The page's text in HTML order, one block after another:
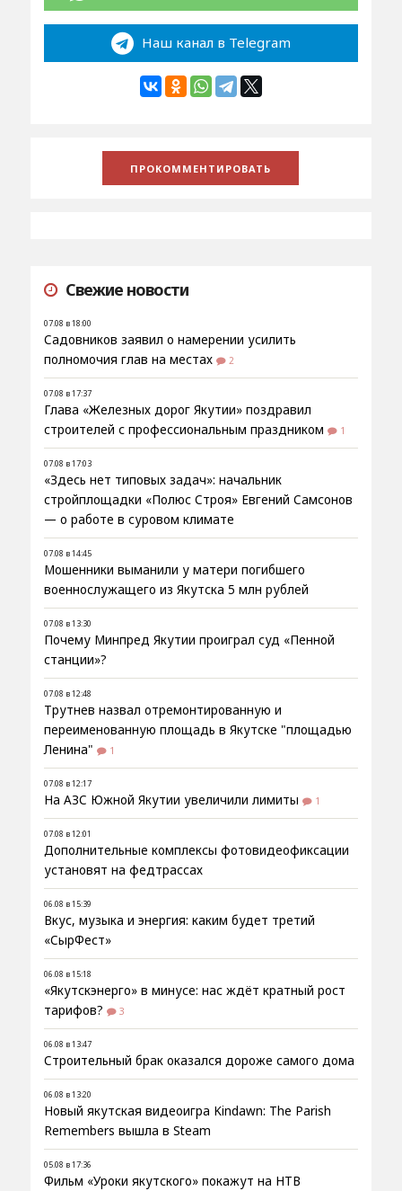
Наш канал в Telegram
Свежие новости
07.08 в 18:00
Садовников заявил о намерении усилить
полномочия глав на местах
2
07.08 в 17:37
Глава «Железных дорог Якутии» поздравил
строителей с профессиональным праздником
1
07.08 в 17:03
«Здесь нет типовых задач»: начальник
стройплощадки «Полюс Строя» Евгений Самсонов
— о работе в суровом климате
07.08 в 14:45
Мошенники выманили у матери погибшего
военнослужащего из Якутска 5 млн рублей
07.08 в 13:30
Почему Минпред Якутии проиграл суд «Пенной
станции»?
07.08 в 12:48
Трутнев назвал отремонтированную и
переименованную площадь в Якутске "площадью
Ленина"
1
07.08 в 12:17
На АЗС Южной Якутии увеличили лимиты 1
07.08 в 12:01
Дополнительные комплексы фотовидеофиксации
установят на федтрассах
06.08 в 15:39
Вкус, музыка и энергия: каким будет третий
«СырФест»
06.08 в 15:18
«Якутскэнерго» в минусе: нас ждёт кратный рост
тарифов?
3
06.08 в 13:47
Строительный брак оказался дороже самого дома
06.08 в 13:20
Новый якутская видеоигра Kindawn: The Parish
Remembers вышла в Steam
05.08 в 17:36
Фильм «Уроки якутского» покажут на НТВ